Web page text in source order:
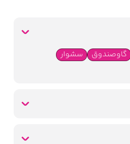
گاوصندوق
سشوار